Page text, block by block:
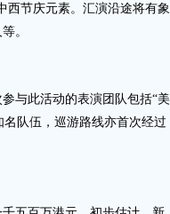
西节庆元素。汇演沿途将有象
。
与此活动的表演团队包括“美
名队伍，巡游路线亦首次经过